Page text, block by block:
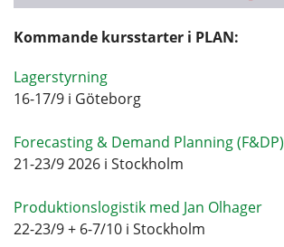
Kommande kursstarter i PLAN:
Lagerstyrning
16-17/9 i Göteborg
Forecasting & Demand Planning (F&DP)
21-23/9 2026 i Stockholm
Produktionslogistik med Jan Olhager
22-23/9 + 6-7/10 i Stockholm